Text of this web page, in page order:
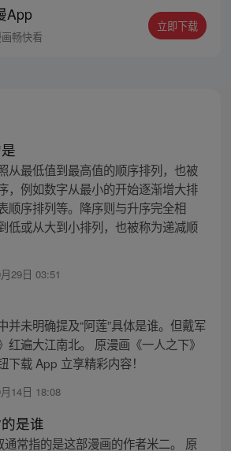
周全。 他替天煞孤星女神捕撑腰，神
这辈子只能以身相许。魏君：别闹！
App
畅快看
立即下载
从最低值到最高值的顺序排列，也被
，例如数字从最小的开始逐渐增大排
顺序排列等。降序则与升序完全相
低或从大到小排列，也被称为递减顺
29日 03:51
并未明确提及“阿莲”具体是谁。但戴军
红遍大江南北。 原漫画《一人之下》
下载 App 立享精彩内容！
14日 18:08
是谁
通常指的是这部漫画的作者米二。 原